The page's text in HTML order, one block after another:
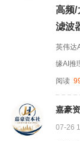
高频
滤波
英伟达
缘AI推
信息，
AN基
阅读
嘉豪
07-26